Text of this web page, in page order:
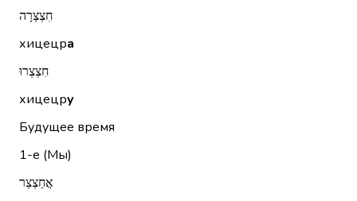
חִצְצְרָה
хицецра
חִצְצְרוּ
хицецру
Будущее время
1-е (Мы)
אֲחַצְצֵר